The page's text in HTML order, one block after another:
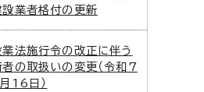
設業者格付の更新
法施行令の改正に伴う
者の取扱いの変更（令和7
16日）